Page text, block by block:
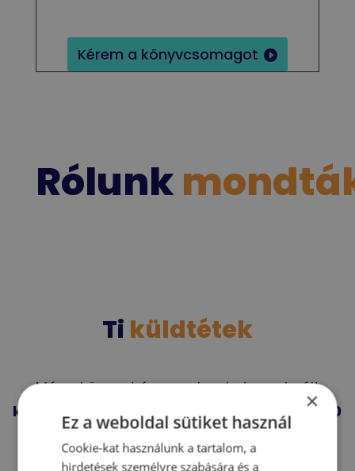
Kérem a könyvcsomagot
Rólunk
Ti küldtétek
Már a könyvet és az e-bookot, az elmúlt
kevesebb, mint egy év alatt, több mint 1000
vásárlóvette meg.
×
Ez a weboldal sütiket használ
Cookie-kat használunk a tartalom, a
hirdetések személyre szabására és a